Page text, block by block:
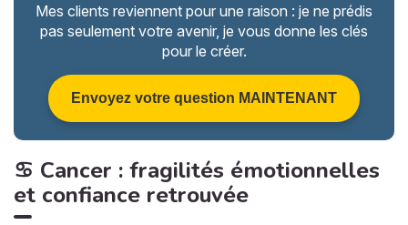
Mes clients reviennent pour une raison : je ne prédis
pas seulement votre avenir, je vous donne les clés
pour le créer.
Envoyez votre question MAINTENANT
♋ Cancer : fragilités émotionnelles
et confiance retrouvée